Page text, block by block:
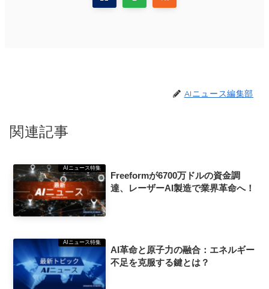
AIニュース編集部
関連記事
AIニュース特集
Freeformが6700万ドルの資金調
達、レーザーAI製造で業界革命へ！
AIニュース特集
AI革命と原子力の融合：エネルギー
不足を克服する鍵とは？